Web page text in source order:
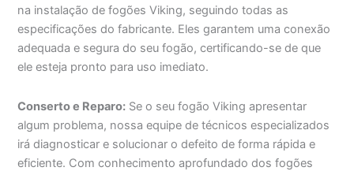
na instalação de fogões Viking, seguindo todas as
especificações do fabricante. Eles garantem uma conexão
adequada e segura do seu fogão, certificando-se de que
ele esteja pronto para uso imediato.
Conserto e Reparo: Se o seu fogão Viking apresentar
algum problema, nossa equipe de técnicos especializados
irá diagnosticar e solucionar o defeito de forma rápida e
eficiente. Com conhecimento aprofundado dos fogões